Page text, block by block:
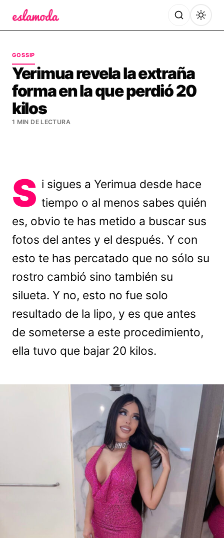
GOSSIP
Yerimua revela la extraña
forma en la que perdió 20
kilos
1 MIN DE LECTURA
S i sigues a Yerimua desde hace
tiempo o al menos sabes quién
es, obvio te has metido a buscar sus
fotos del antes y el después. Y con
esto te has percatado que no sólo su
rostro cambió sino también su
silueta. Y no, esto no fue solo
resultado de la lipo, y es que antes
de someterse a este procedimiento,
ella tuvo que bajar 20 kilos.